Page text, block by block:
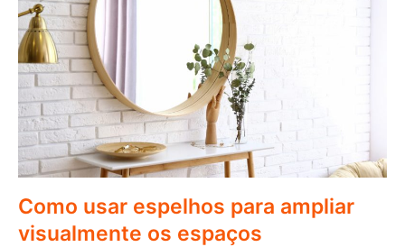
Como usar espelhos para ampliar
visualmente os espaços